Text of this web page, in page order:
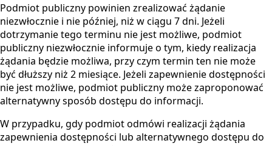
Podmiot publiczny powinien zrealizować żądanie
niezwłocznie i nie później, niż w ciągu 7 dni. Jeżeli
dotrzymanie tego terminu nie jest możliwe, podmiot
publiczny niezwłocznie informuje o tym, kiedy realizacja
żądania będzie możliwa, przy czym termin ten nie może
być dłuższy niż 2 miesiące. Jeżeli zapewnienie dostępności
nie jest możliwe, podmiot publiczny może zaproponować
alternatywny sposób dostępu do informacji.
W przypadku, gdy podmiot odmówi realizacji żądania
zapewnienia dostępności lub alternatywnego dostępu do